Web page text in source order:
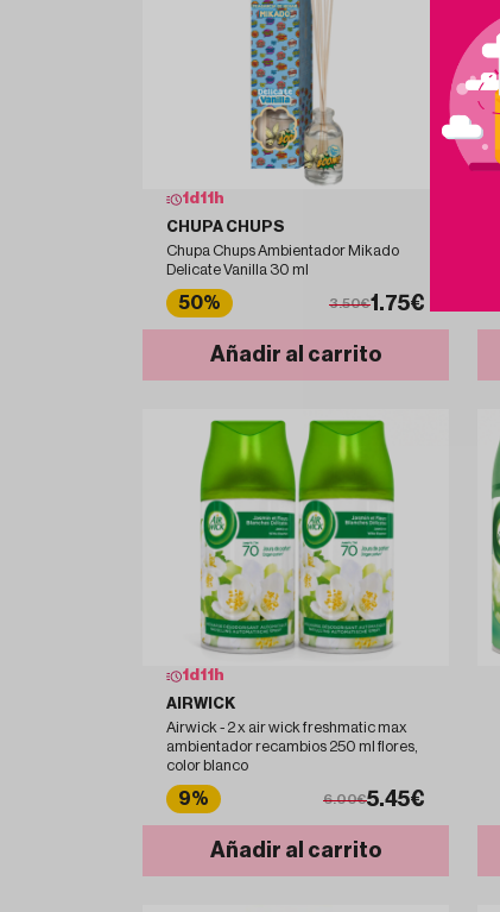
1 d 11 h
CHUPA CHUPS
Chupa Chups Ambientador Mikado
Delicate Vanilla 30 ml
50% 3.50€1.75€
Añadir al carrito
1 d 11 h
AIRWICK
Airwick - 2 x air wick freshmatic max
ambientador recambios 250 ml flores,
color blanco
9% 6.00€5.45€
Añadir al carrito